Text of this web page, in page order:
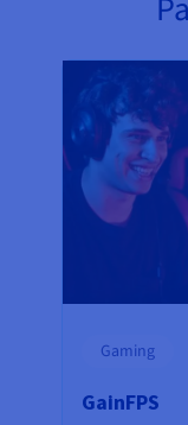
Gaming
GainFPS